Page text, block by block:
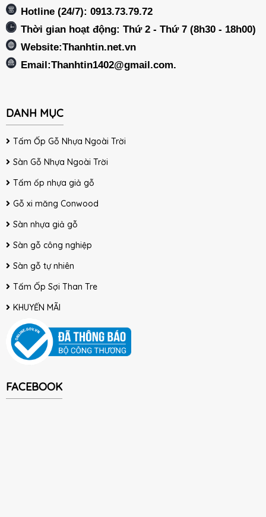
Hotline (24/7): 0913.73.79.72
Thời gian hoạt động: Thứ 2 - Thứ 7 (8h30 - 18h00)
Website:Thanhtin.net.vn
Email:Thanhtin1402@gmail.com.
DANH MỤC
Tấm Ốp Gỗ Nhựa Ngoài Trời
Sàn Gỗ Nhựa Ngoài Trời
Tấm ốp nhựa giả gỗ
Gỗ xi măng Conwood
Sàn nhựa giả gỗ
Sàn gỗ công nghiệp
Sàn gỗ tự nhiên
Tấm Ốp Sợi Than Tre
KHUYẾN MÃI
FACEBOOK